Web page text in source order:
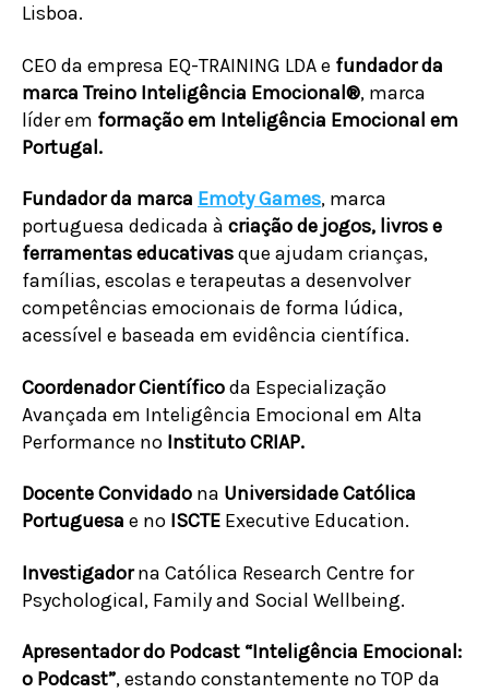
Lisboa.
CEO da empresa EQ-TRAINING LDA e fundador da
marca Treino Inteligência Emocional®, marca
líder em formação em Inteligência Emocional em
Portugal.
Fundador da marca Emoty Games, marca
portuguesa dedicada à criação de jogos, livros e
ferramentas educativasque ajudam crianças,
famílias, escolas e terapeutas a desenvolver
competências emocionais de forma lúdica,
acessível e baseada em evidência científica.
Coordenador Científicoda Especialização
Avançada em Inteligência Emocional em Alta
Performance no Instituto CRIAP.
Docente Convidado na Universidade Católica
Portuguesa e no ISCTE Executive Education.
Investigadorna Católica Research Centre for
Psychological, Family and Social Wellbeing.
Apresentador do Podcast “Inteligência Emocional:
o Podcast”, estando constantemente no TOP da